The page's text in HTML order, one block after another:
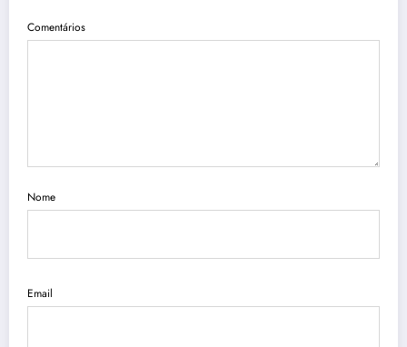
Comentários
Nome
Email